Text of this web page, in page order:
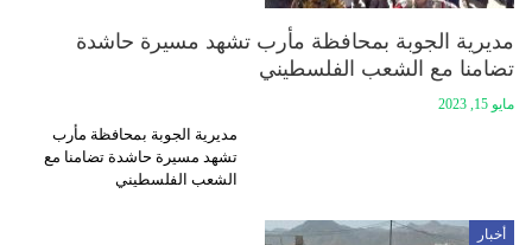
مديرية الجوبة بمحافظة مأرب تشهد مسيرة حاشدة
تضامنا مع الشعب الفلسطيني
مايو 15, 2023
مديرية الجوبة بمحافظة مأرب
تشهد مسيرة حاشدة تضامنا مع
الشعب الفلسطيني
أخبار